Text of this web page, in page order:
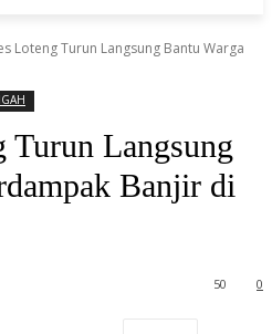
Loteng Turun Langsung Bantu Warga
Turun Langsung
Banjir di
0
50